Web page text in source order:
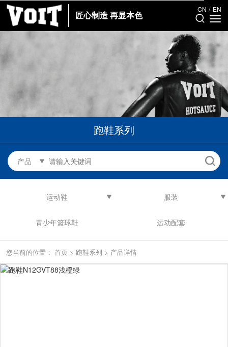
匠心制造 再显本色
CN / EN
跑鞋系列
产品
运动鞋 服装
青少年篮球鞋 运动配套
您当前的位置： 首页 > 跑鞋系列 > 产品详情